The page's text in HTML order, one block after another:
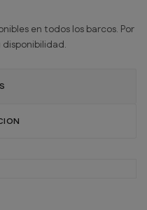
en todos los barcos. Por